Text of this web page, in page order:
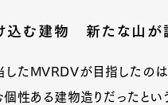
込む建物 新たな山が
したMVRDVが目指したのは
性ある建物造りだったとい